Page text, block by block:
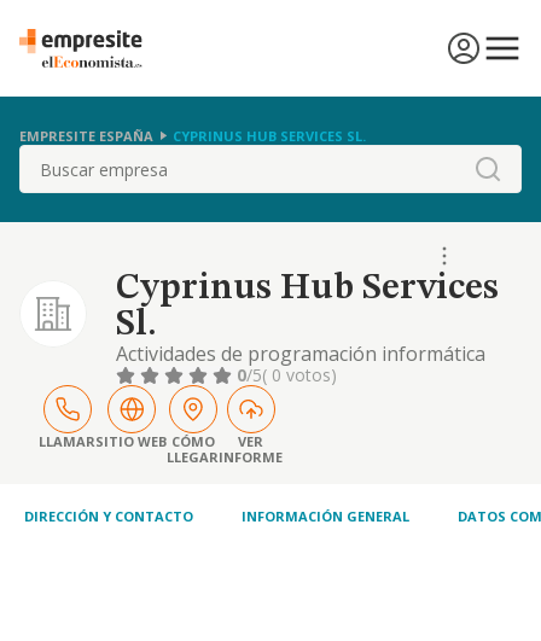
EMPRESITE ESPAÑA CYPRINUS HUB SERVICES SL.
Buscar
Cyprinus Hub Services
Sl.
Actividades de programación informática
0/5( 0 votos)
LLAMARSITIO WEB CÓMO
LLEGAR
VER
INFORME
DIRECCIÓN Y CONTACTO INFORMACIÓN GENERAL DATOS